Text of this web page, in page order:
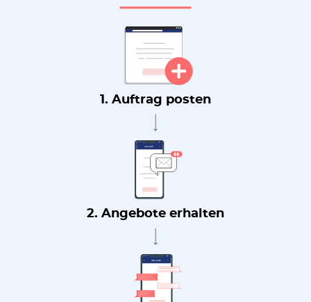
1. Auftrag posten
2. Angebote erhalten